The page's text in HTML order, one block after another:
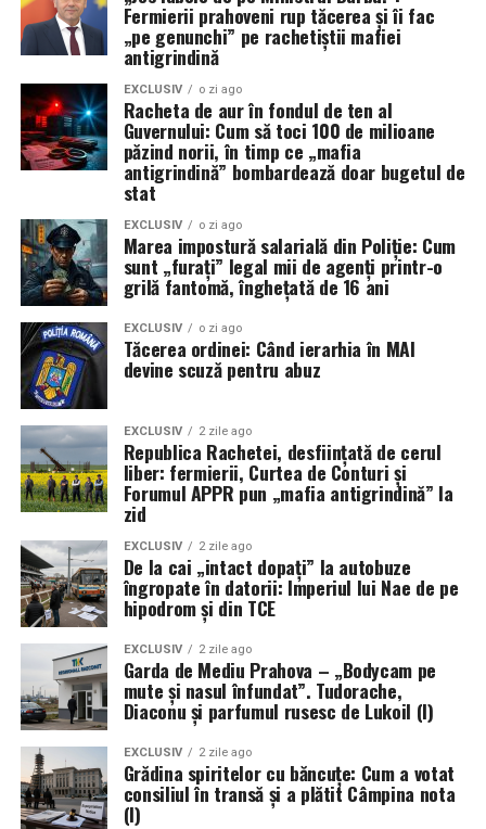
După cinci luni de conflict, concluzia este ineluctabilă: o
strâmtoare blocată sub ochii unei flote de 290 de nave și
345.000 de marinari este, prin definiție, un eșec naval.
Până când această problemă nu va fi diagnosticată și
rezolvată, supremația maritimă a SUA rămâne doar un
concept teoretic, în timp ce 500 de nave comerciale
stau blocate, așteptând o siguranță care nu mai vine.
Fermierii prahoveni rup tăcerea și îi fac
„pe genunchi” pe rachetiștii mafiei
antigrindină
EXCLUSIV o zi ago
Racheta de aur în fondul de ten al
Guvernului: Cum să toci 100 de milioane
păzind norii, în timp ce „mafia
antigrindină” bombardează doar bugetul de
stat
EXCLUSIV o zi ago
Marea impostură salarială din Poliție: Cum
sunt „furați” legal mii de agenți printr-o
grilă fantomă, înghețată de 16 ani
EXCLUSIV o zi ago
Tăcerea ordinei: Când ierarhia în MAI
devine scuză pentru abuz
EXCLUSIV 2 zile ago
Republica Rachetei, desființată de cerul
liber: fermierii, Curtea de Conturi și
Forumul APPR pun „mafia antigrindină” la
zid
EXCLUSIV 2 zile ago
De la cai „intact dopați” la autobuze
îngropate în datorii: Imperiul lui Nae de pe
hipodrom și din TCE
EXCLUSIV 2 zile ago
Garda de Mediu Prahova – „Bodycam pe
mute și nasul înfundat”. Tudorache,
Diaconu și parfumul rusesc de Lukoil (I)
EXCLUSIV 2 zile ago
Grădina spiritelor cu băncuțe: Cum a votat
consiliul în transă și a plătit Câmpina nota
(I)